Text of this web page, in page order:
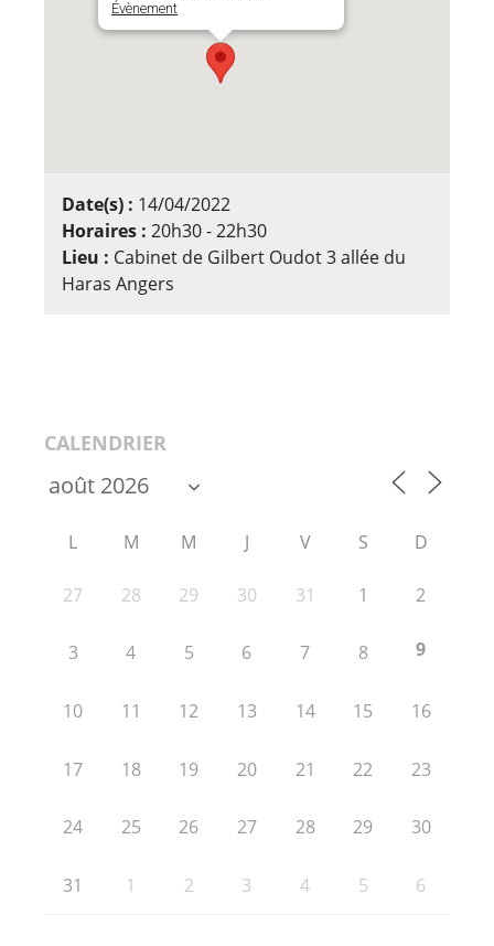
Évènement
Date(s) : 14/04/2022
Horaires : 20h30 - 22h30
Lieu : Cabinet de Gilbert Oudot 3 allée du
Haras Angers
CALENDRIER
L M M J V S D
27 28 29 30 31 1 2
3 4 5 6 7 8 9
10 11 12 13 14 15 16
17 18 19 20 21 22 23
24 25 26 27 28 29 30
31 1 2 3 4 5 6